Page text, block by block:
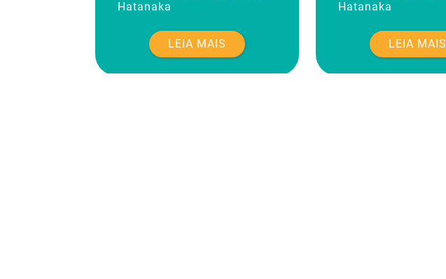
Hatanaka
LEIA MAIS
Hatanaka
LEIA MAIS